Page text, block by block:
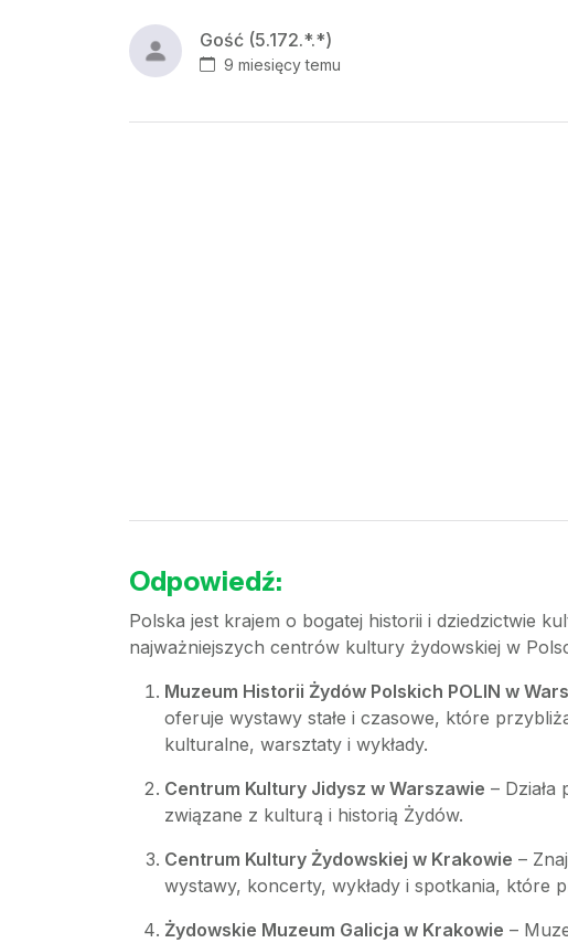
Gość (5.172.*.*)
9 miesięcy temu
Odpowiedź:
Polska jest krajem o bogatej historii i dziedzictwie
najważniejszych centrów kultury żydowskiej w
Muzeum Historii Żydów Polskich POLIN w
oferuje wystawy stałe i czasowe, które
kulturalne, warsztaty i wykłady.
Centrum Kultury Jidysz w Warszawie –
związane z kulturą i historią Żydów.
Centrum Kultury Żydowskiej w Krakowie –
wystawy, koncerty, wykłady i spotkania, które
Żydowskie Muzeum Galicja w Krakowie –